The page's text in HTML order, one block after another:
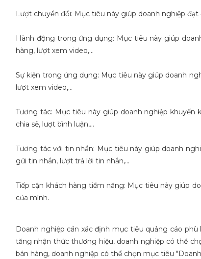
Lượt chuyển đổi: Mục tiêu này giúp doanh nghiệp
Hành động trong ứng dụng: Mục tiêu này giúp
hàng, lượt xem video,...
Sự kiện trong ứng dụng: Mục tiêu này giúp doanh
lượt xem video,...
Tương tác: Mục tiêu này giúp doanh nghiệp
chia sẻ, lượt bình luận,...
Tương tác với tin nhắn: Mục tiêu này giúp doanh
gửi tin nhắn, lượt trả lời tin nhắn,...
Tiếp cận khách hàng tiềm năng: Mục tiêu này giúp
của mình.
Doanh nghiệp cần xác định mục tiêu quảng cáo
tăng nhận thức thương hiệu, doanh nghiệp có thể
bán hàng, doanh nghiệp có thể chọn mục tiêu
nhưng chị Bích
ngoạn mục từ
online
kinh doanh
đến thế, chỉ cần có
thành công ngay!
Chúng tôi đã cùng viết lên câu
chuyện thành công của khách